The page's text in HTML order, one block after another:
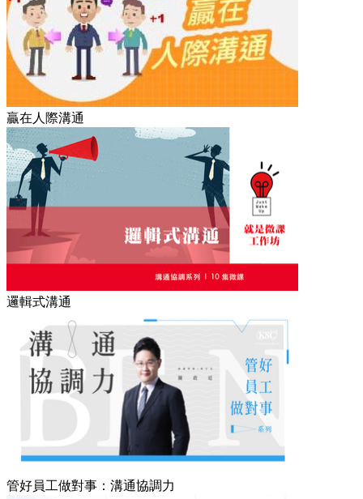
贏在人際溝通
邏輯式溝通
管好員工做對事：溝通協調力